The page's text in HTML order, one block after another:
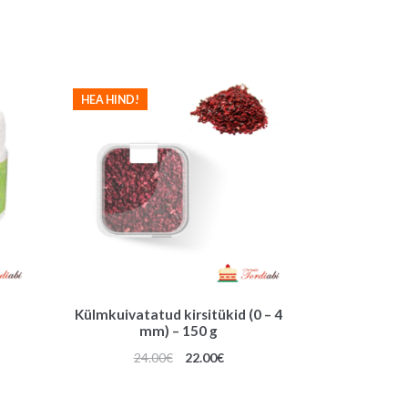
Külmkuivatatud kirsitükid (0 – 4
mm) – 150 g
HEA HIND!
24.00€
Algne
22.00€Praegune